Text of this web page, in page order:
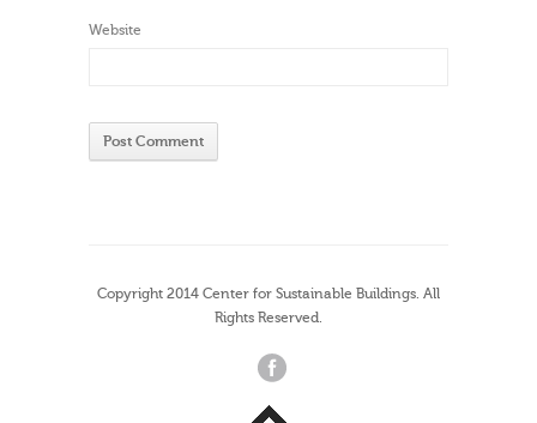
Website
Copyright 2014 Center for Sustainable Buildings. All
Rights Reserved.